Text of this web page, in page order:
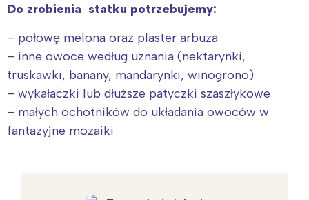
Do zrobienia statku potrzebujemy:
– połowę melona oraz plaster arbuza
– inne owoce według uznania (nektarynki,
truskawki, banany, mandarynki, winogrono)
– wykałaczki lub dłuższe patyczki szaszłykowe
– małych ochotników do układania owoców w
fantazyjne mozaiki